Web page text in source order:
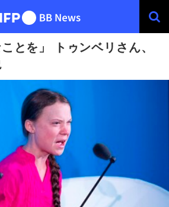
とを」 トゥンベリさん、